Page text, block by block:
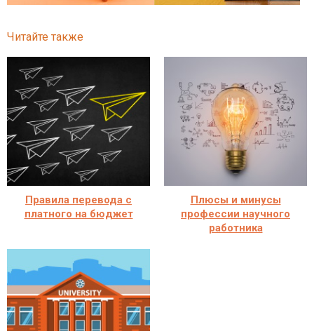
Читайте также
Правила перевода с
платного на бюджет
Плюсы и минусы
профессии научного
работника